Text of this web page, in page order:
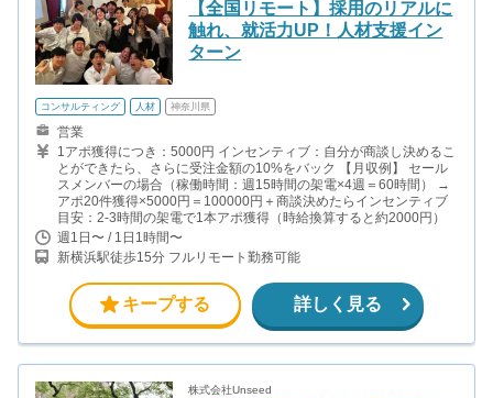
【全国リモート】採用のリアルに
触れ、就活力UP！人材支援イン
ターン
コンサルティング 人材 神奈川県
営業
1アポ獲得につき：5000円 インセンティブ：自分が商談し決めるこ
とができたら、さらに受注金額の10%をバック 【月収例】 セール
スメンバーの場合（稼働時間：週15時間の架電×4週＝60時間） →
アポ20件獲得×5000円＝100000円＋商談決めたらインセンティブ
目安：2-3時間の架電で1本アポ獲得（時給換算すると約2000円）
週1日〜 / 1日1時間〜
新横浜駅徒歩15分 フルリモート勤務可能
キープする 詳しく見る
株式会社Unseed